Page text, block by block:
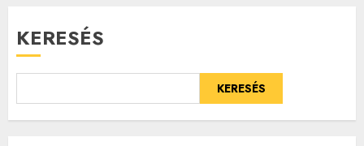
KERESÉS
KERESÉS